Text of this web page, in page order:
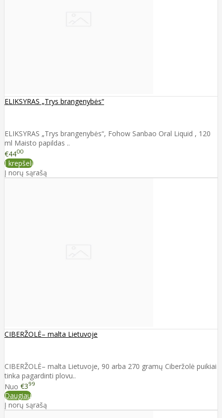
ELIKSYRAS „Trys brangenybės“
ELIKSYRAS „Trys brangenybės“, Fohow Sanbao Oral Liquid , 120
ml Maisto papildas ..
€4400
Į krepšelį
Į norų sąrašą
CIBERŽOLĖ– malta Lietuvoje
CIBERŽOLĖ– malta Lietuvoje, 90 arba 270 gramų Ciberžolė puikiai
tinka pagardinti plovu..
Nuo €399
Daugiau
Į norų sąrašą